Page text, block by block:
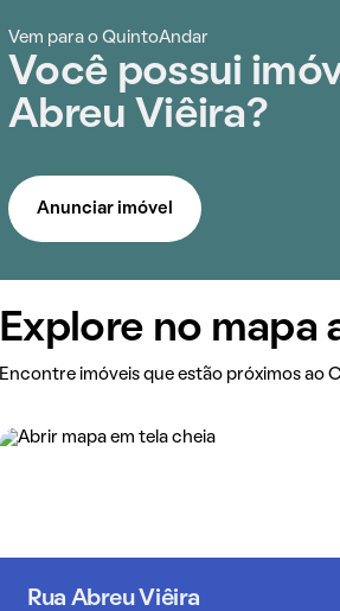
Vem para o QuintoAndar
Você possui
Abreu Viêira?
Anunciar imóvel
Explore no mapa
Encontre imóveis que estão próximos ao
Rua Abreu Viêira